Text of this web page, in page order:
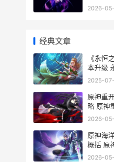
酝诗籍
2026-
经典文章
《永恒
本升级
2025-
原神重
略 原神
2026-
原神海
概括 原
2026-